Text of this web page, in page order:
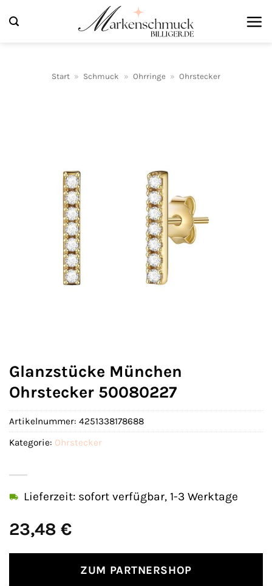
Inhalt
Start » Schmuck » Ohrringe » Ohrstecker
Glanzstücke München
Ohrstecker 50080227
23,48 €
Lieferzeit: sofort verfügbar, 1-3 Werktage
ZUM PARTNERSHOP
Artikelnummer: 4251338178688
Kategorie: Ohrstecker